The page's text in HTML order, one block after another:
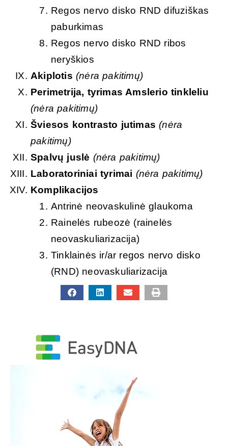
Regos nervo disko RND difuziškas
paburkimas
Regos nervo disko RND ribos
neryškios
Akiplotis (nėra pakitimų)
Perimetrija, tyrimas Amslerio tinkleliu
(nėra pakitimų)
Šviesos kontrasto jutimas (nėra
pakitimų)
Spalvų juslė (nėra pakitimų)
Laboratoriniai tyrimai (nėra pakitimų)
Komplikacijos
Antrinė neovaskulinė glaukoma
Rainelės rubeozė (rainelės
neovaskuliarizacija)
Tinklainės ir/ar regos nervo disko
(RND) neovaskuliarizacija